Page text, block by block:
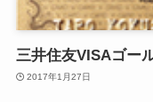
三井住友VISAゴー
2017年1月27日